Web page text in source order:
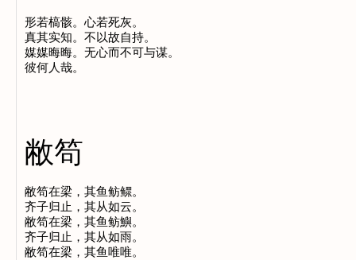
形若槁骸。心若死灰。
真其实知。不以故自持。
媒媒晦晦。无心而不可与谋。
敝笱
敝笱在梁，其鱼鲂鳏。
齐子归止，其从如云。
敝笱在梁，其鱼鲂鱮。
齐子归止，其从如雨。
敝笱在梁，其鱼唯唯。